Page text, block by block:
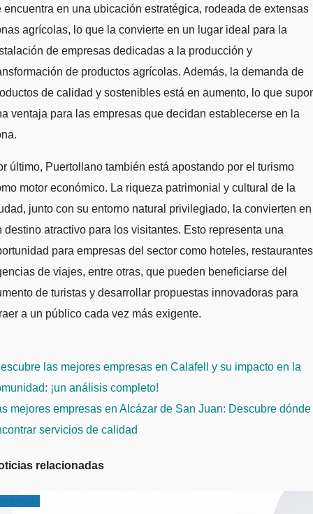
encuentra en una ubicación estratégica, rodeada de extensas
agrícolas, lo que la convierte en un lugar ideal para la
de empresas dedicadas a la producción y
de productos agrícolas. Además, la demanda de
de calidad y sostenibles está en aumento, lo que
ventaja para las empresas que decidan establecerse en la
último, Puertollano también está apostando por el turismo
motor económico. La riqueza patrimonial y cultural de la
junto con su entorno natural privilegiado, la convierten en
destino atractivo para los visitantes. Esto representa una
para empresas del sector como hoteles,
de viajes, entre otras, que pueden beneficiarse del
de turistas y desarrollar propuestas innovadoras para
a un público cada vez más exigente.
las mejores empresas en Calafell y su impacto en la
¡un análisis completo!
mejores empresas en Alcázar de San Juan: Descubre dónde
servicios de calidad
relacionadas